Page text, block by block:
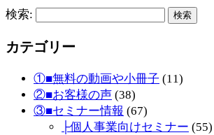
検索:
カテゴリー
①■無料の動画や小冊子 (11)
②■お客様の声 (38)
③■セミナー情報 (67)
├個人事業向けセミナー (55)